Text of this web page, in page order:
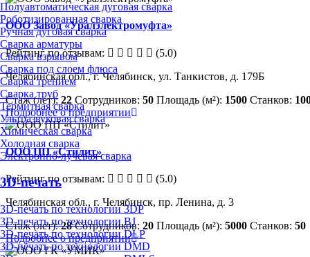
Полуавтоматическая дуговая сварка
Роботизированная сварка
Ручная дуговая сварка
Сварка арматуры
Сварка взрывом
Сварка под слоем флюса
Сварка трением
Сварка труб
Термитная сварка
Ультразвуковая сварка
Химическая сварка
Холодная сварка
Электронно-лучевая сварка
3D-печать
3D-печать по технологии 3DP
3D-печать по технологии BJ
3D-печать по технологии DLP
3D-печать по технологии DMD
ООО Завод «Уралэлектромуфта»
Рейтинг по отзывам:
(5.0)
Челябинская обл., г. Челябинск, ул. Танкистов, д. 179Б
Стаж (лет): 22 Сотрудников: 50 Площадь (м²): 1500 Станков:
Подробнее о предприятии
ООО ПП «Стилит»
Рейтинг по отзывам:
(5.0)
Челябинская обл., г. Челябинск, пр. Ленина, д. 3
Стаж (лет):28 Сотрудников: 20 Площадь (м²): 5000 Станков: 50
Подробнее о предприятии